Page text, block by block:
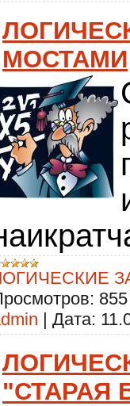
МОСТАМИ
855
| Дата:
"СТАРАЯ